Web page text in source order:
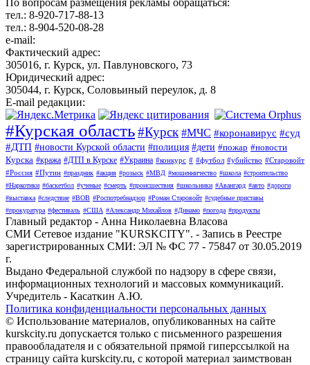
тел.: 8-920-717-88-13
тел.: 8-904-520-08-28
e-mail:
Фактический адрес:
305016, г. Курск, ул. Павлуновского, 73
Юридический адрес:
305044, г. Курск, Соловьиный переулок, д. 8
E-mail редакции:
#Курская область#Курск #МЧС #коронавирус #суд
#ДТП #новости Курской области #полиция #дети #пожар #новости
Курска #кража #ДТП в Курске #Украина #конкурс # #футбол #убийство #Старовойт
#Россия #Путин #праздник #акция #розыск #МВД #мошенничество #школа #строительство
#Наркотики #баскетбол #ученые #смерть #происшествия #школьники #Авангард #авто #дороги
#выставка #следствие #ВОВ #Роспотребнадзор #Роман Старовойт #судебные приставы
#прокуратура #фестиваль #США #Александр Михайлов #Динамо #погода #продукты
Главный редактор - Анна Николаевна Власова
СМИ Сетевое издание "KURSKCITY". - Запись в Реестре
зарегистрированных СМИ: ЭЛ № ФС 77 - 75847 от 30.05.2019
г.
Выдано Федеральной службой по надзору в сфере связи,
информационных технологий и массовых коммуникаций.
Учредитель - Касаткин А.Ю.
Политика конфиденциальности персональных данных
© Использование материалов, опубликованных на сайте
kurskcity.ru допускается только с письменного разрешения
правообладателя и с обязательной прямой гиперссылкой на
страницу сайта kurskcity.ru, с которой материал заимствован